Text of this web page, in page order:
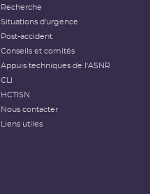
Recherche
Situations d'urgence
Post-accident
Conseils et comités
Appuis techniques de l'ASNR
CLI
HCTISN
Nous contacter
Liens utiles